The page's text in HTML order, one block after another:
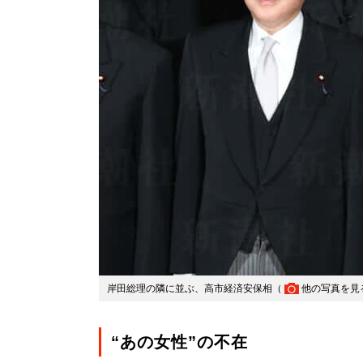
岸田総理の隣に並ぶ、高市経済安保相（ 他の写真を見
“あの女性”の不在